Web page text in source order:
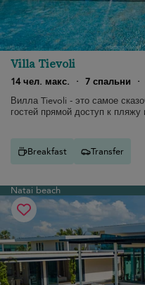
Villa Tievoli
14 чел. макс.
· 7 спальни ·
Вилла Tievoli - это самое
гостей прямой доступ к
Breakfast Transfer
Natai beach